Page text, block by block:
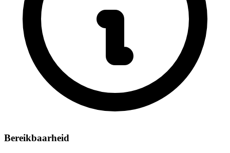
Bereikbaarheid